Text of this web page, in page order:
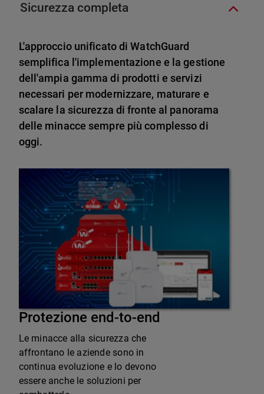
Sicurezza completa
L'approccio unificato di WatchGuard
semplifica l'implementazione e la gestione
dell'ampia gamma di prodotti e servizi
necessari per modernizzare, maturare e
scalare la sicurezza di fronte al panorama
delle minacce sempre più complesso di
oggi.
Protezione end-to-end
Le minacce alla sicurezza che
affrontano le aziende sono in
continua evoluzione e lo devono
essere anche le soluzioni per